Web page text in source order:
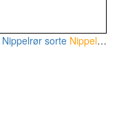
Nippelrør sorte Nippelrør Sort 3/4 -120mm